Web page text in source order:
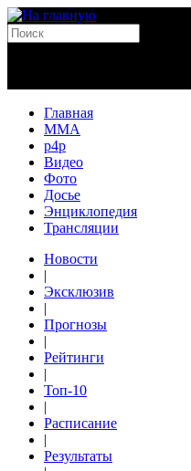
Главная
MMA
p4p
Видео
Фото
Досье
Энциклопедия
Трансляции
Новости
|
Эксклюзив
|
Прогнозы
|
Рейтинги
|
Топ-10
|
Расписание
|
Результаты